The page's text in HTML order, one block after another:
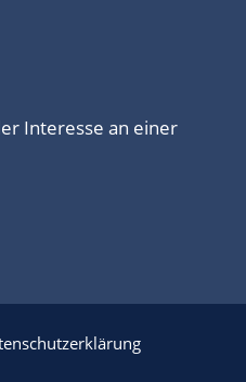
Interesse an einer